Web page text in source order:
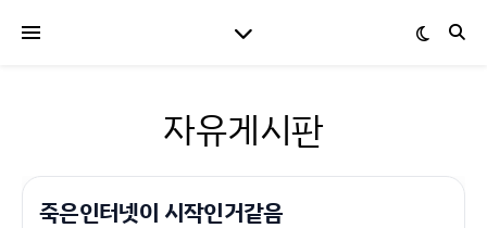
자유게시판
죽은인터넷이 시작인거같음